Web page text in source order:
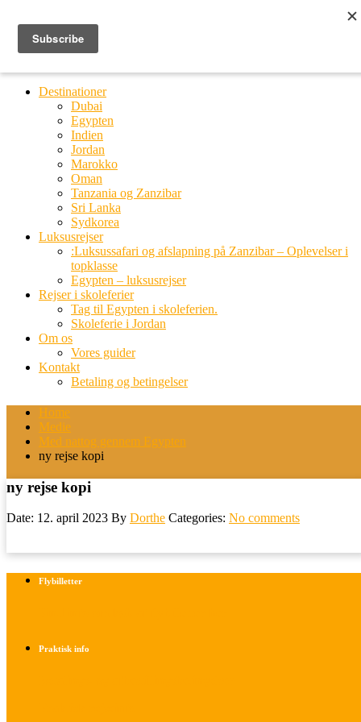
Ring til os
20 66 03 08
Destinationer
Dubai
Egypten
Indien
Jordan
Marokko
Oman
Tanzania og Zanzibar
Sri Lanka
Sydkorea
Luksusrejser
:Luksussafari og afslapning på Zanzibar – Oplevelser i
topklasse
Egypten – luksusrejser
Rejser i skoleferier
Tag til Egypten i skoleferien.
Skoleferie i Jordan
Om os
Vores guider
Kontakt
Betaling og betingelser
Home
Medie
Med nattog gennem Egypten
ny rejse kopi
ny rejse kopi
Date: 12. april 2023 By Dorthe Categories: No comments
Flybilletter
Praktisk info